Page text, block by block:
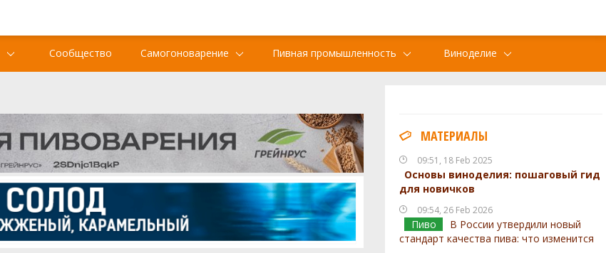
Сообщество Самогоноварение Пивная промышленность Виноделие
МАТЕРИАЛЫ
09:51, 18 Feb 2025
Основы виноделия: пошаговый гид
для новичков
09:54, 26 Feb 2026
Пиво
В России утвердили новый
стандарт качества пива: что изменится